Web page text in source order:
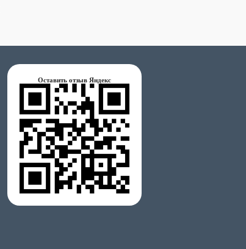
Оставить отзыв Яндекс